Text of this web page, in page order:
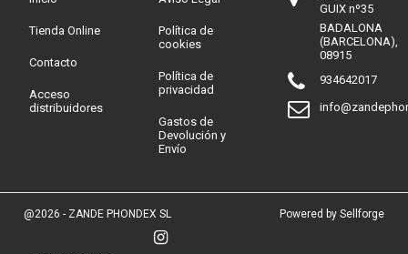
Tienda Online
Contacto
Acceso
distribuidores
Política de
cookies
Política de
privacidad
Gastos de
Devolución y
Envío
GUIX nº35
BADALONA
(BARCELONA),
08915
934642017
@2026 - ZANDE PHONDEX SL Powered by Sellforge